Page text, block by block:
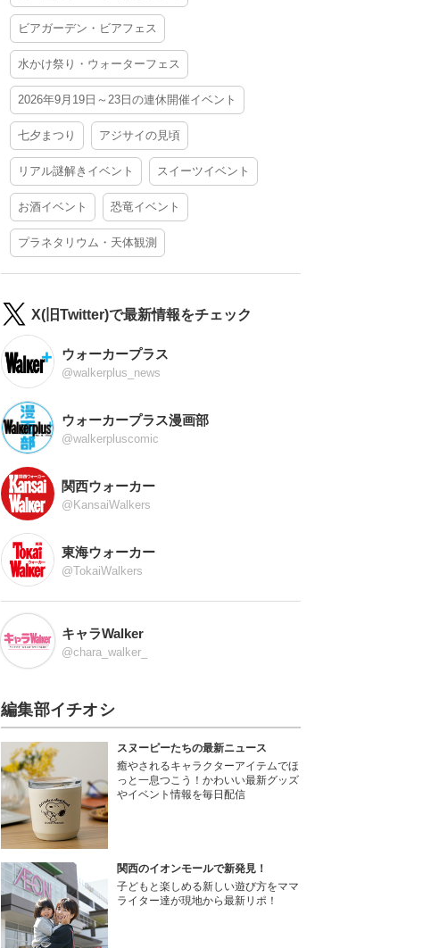
ビアガーデン・ビアフェス
水かけ祭り・ウォーターフェス
2026年9月19日～23日の連休開催イベント
七夕まつり アジサイの見頃
リアル謎解きイベント スイーツイベント
お酒イベント 恐竜イベント
プラネタリウム・天体観測
X(旧Twitter)で最新情報をチェック
ウォーカープラス
@walkerplus_news
ウォーカープラス漫画部
@walkerpluscomic
関西ウォーカー
@KansaiWalkers
東海ウォーカー
@TokaiWalkers
キャラWalker
@chara_walker_
編集部イチオシ
スヌーピーたちの最新ニュース
癒やされるキャラクターアイテムでほ
っと一息つこう！かわいい最新グッズ
やイベント情報を毎日配信
関西のイオンモールで新発見！
子どもと楽しめる新しい遊び方をママ
ライター達が現地から最新リポ！